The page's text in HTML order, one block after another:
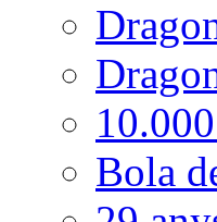
Bola